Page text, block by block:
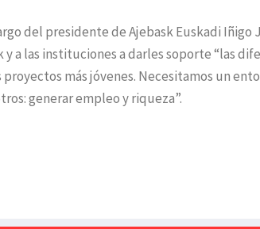
del presidente de Ajebask Euskadi Iñigo
y a las instituciones a darles soporte “las
más jóvenes. Necesitamos un
generar empleo y riqueza”.